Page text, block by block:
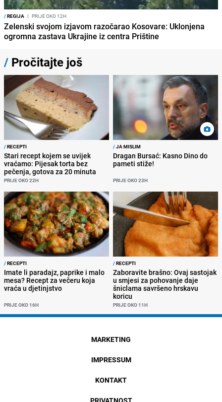
/REGIJA I PRIJE OKO 12H
Zelenski svojom izjavom razočarao Kosovare: Uklonjena
ogromna zastava Ukrajine iz centra Prištine
/ Pročitajte još
/RECEPTI
Stari recept kojem se uvijek
vraćamo: Pijesak torta bez
pečenja, gotova za 20 minuta
PRIJE OKO 22H
/JA MISLIM
Dragan Bursać: Kasno Dino do
pameti stiže!
PRIJE OKO 23H
/RECEPTI
Imate li paradajz, paprike i malo
mesa? Recept za večeru koja
vraća u djetinjstvo
PRIJE OKO 16H
/RECEPTI
Zaboravite brašno: Ovaj sastojak
u smjesi za pohovanje daje
šniclama savršeno hrskavu
koricu
PRIJE OKO 11H
MARKETING
IMPRESSUM
KONTAKT